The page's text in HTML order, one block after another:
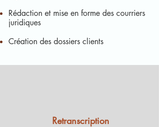
Rédaction et mise en forme des courriers
juridiques
Création des dossiers clients
Retranscription